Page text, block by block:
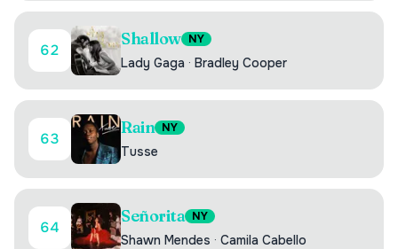
62
Shallow NY
Lady Gaga · Bradley Cooper
63
Rain NY
Tusse
64
Señorita NY
Shawn Mendes · Camila Cabello